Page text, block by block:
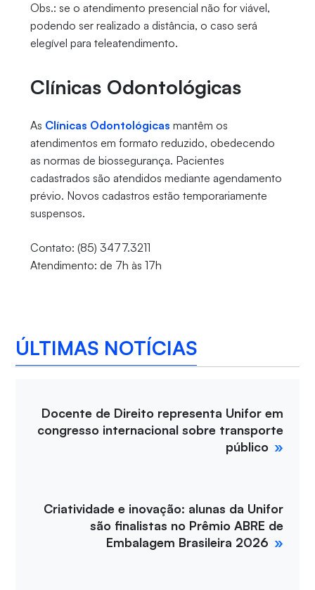
Obs.: se o atendimento presencial não for viável,
podendo ser realizado a distância, o caso será
elegível para teleatendimento.
Clínicas Odontológicas
As Clínicas Odontológicas mantêm os
atendimentos em formato reduzido, obedecendo
as normas de biossegurança. Pacientes
cadastrados são atendidos mediante agendamento
prévio. Novos cadastros estão temporariamente
suspensos.
Contato: (85) 3477.3211
Atendimento: de 7h às 17h
ÚLTIMAS NOTÍCIAS
Docente de Direito representa Unifor em
congresso internacional sobre transporte
público
Criatividade e inovação: alunas da Unifor
são finalistas no Prêmio ABRE de
Embalagem Brasileira 2026